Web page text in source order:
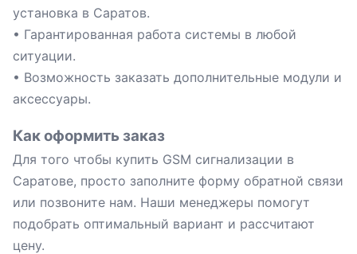
установка в Саратов.
• Гарантированная работа системы в любой
ситуации.
• Возможность заказать дополнительные модули и
аксессуары.
Как оформить заказ
Для того чтобы купить GSM сигнализации в
Саратове, просто заполните форму обратной связи
или позвоните нам. Наши менеджеры помогут
подобрать оптимальный вариант и рассчитают
цену.